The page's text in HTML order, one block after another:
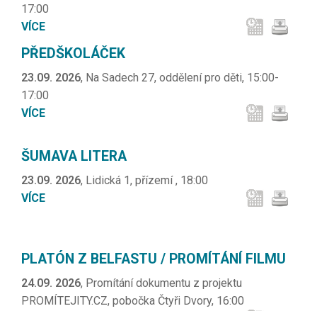
17:00
VÍCE
PŘEDŠKOLÁČEK
23.09. 2026, Na Sadech 27, oddělení pro děti, 15:00-
17:00
VÍCE
ŠUMAVA LITERA
23.09. 2026, Lidická 1, přízemí , 18:00
VÍCE
PLATÓN Z BELFASTU / PROMÍTÁNÍ FILMU
24.09. 2026, Promítání dokumentu z projektu
PROMÍTEJITY.CZ, pobočka Čtyři Dvory, 16:00